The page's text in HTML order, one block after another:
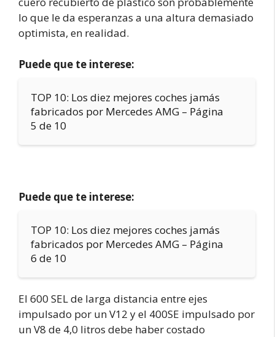
lo que le da esperanzas a una altura demasiado
optimista, en realidad.
Puede que te interese:
TOP 10: Los diez mejores coches jamás
fabricados por Mercedes AMG – Página
5 de 10
Puede que te interese:
TOP 10: Los diez mejores coches jamás
fabricados por Mercedes AMG – Página
6 de 10
El 600 SEL de larga distancia entre ejes
impulsado por un V12 y el 400SE impulsado por
un V8 de 4,0 litros debe haber costado